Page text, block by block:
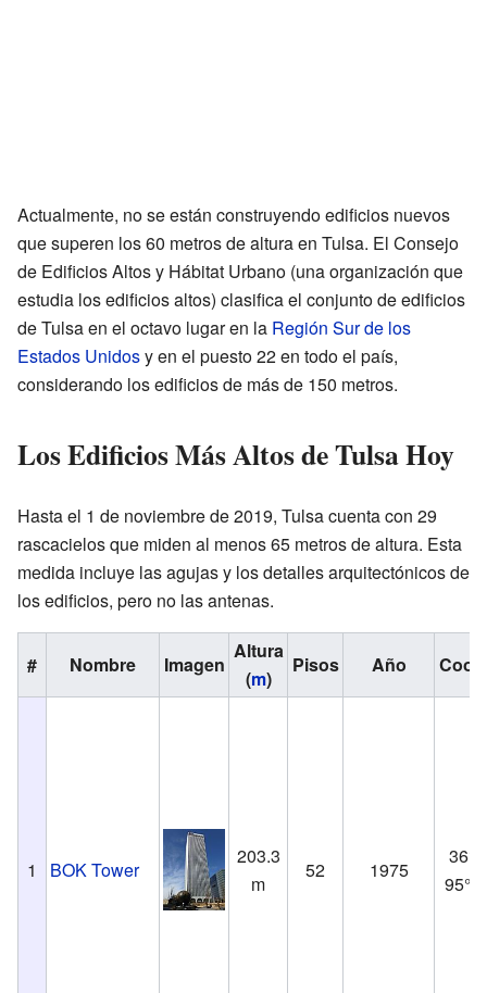
Actualmente, no se están construyendo edificios nuevos
que superen los 60 metros de altura en Tulsa. El Consejo
de Edificios Altos y Hábitat Urbano (una organización que
estudia los edificios altos) clasifica el conjunto de edificios
de Tulsa en el octavo lugar en la Región Sur de los
Estados Unidosy en el puesto 22 en todo el país,
considerando los edificios de más de 150 metros.
Los Edificios Más Altos de Tulsa Hoy
Hasta el 1 de noviembre de 2019, Tulsa cuenta con 29
rascacielos que miden al menos 65 metros de altura. Esta
medida incluye las agujas y los detalles arquitectónicos de
los edificios, pero no las antenas.
# Nombre Imagen
Altura
(m)
Pisos Año
1 BOK Tower
203.3
m
52 1975